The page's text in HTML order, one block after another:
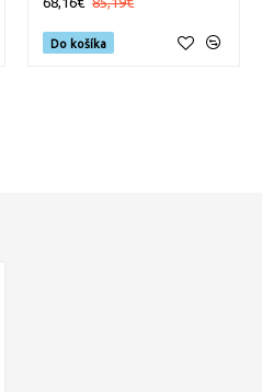
Do košíka